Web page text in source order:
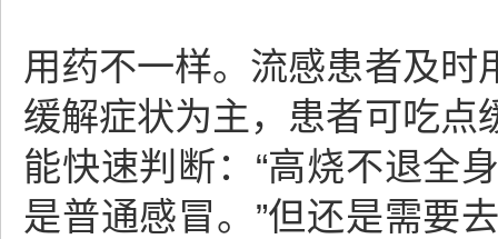
用药不一样。流感患者及
缓解症状为主，患者可吃点
能快速判断：“高烧不退全
是普通感冒。”但还是需要